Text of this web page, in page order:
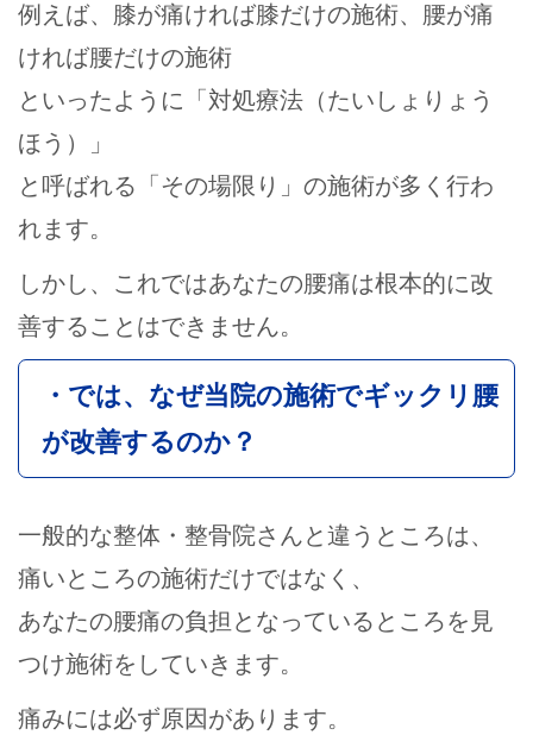
例えば、膝が痛ければ膝だけの施術、腰が痛
ければ腰だけの施術
といったように「対処療法（たいしょりょう
ほう）」
と呼ばれる「その場限り」の施術が多く行わ
れます。
しかし、これではあなたの腰痛は根本的に改
善することはできません。
・では、なぜ当院の施術でギックリ腰
が改善するのか？
一般的な整体・整骨院さんと違うところは、
痛いところの施術だけではなく、
あなたの腰痛の負担となっているところを見
つけ施術をしていきます。
痛みには必ず原因があります。